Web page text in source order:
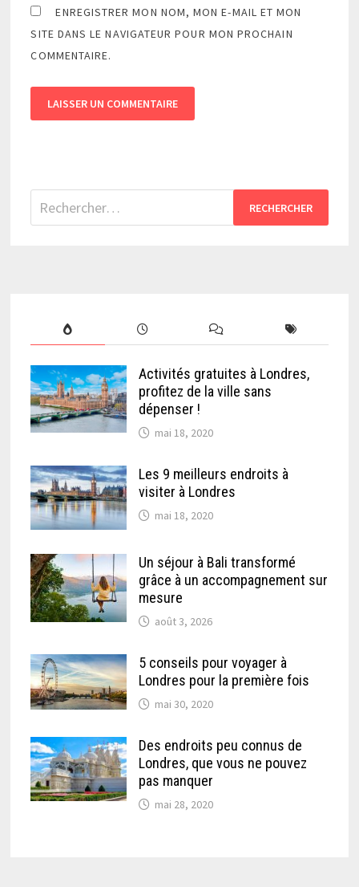
ENREGISTRER MON NOM, MON E-MAIL ET MON
SITE DANS LE NAVIGATEUR POUR MON PROCHAIN
COMMENTAIRE.
Rechercher :
Activités gratuites à Londres,
profitez de la ville sans
dépenser !
mai 18, 2020
Les 9 meilleurs endroits à
visiter à Londres
mai 18, 2020
Un séjour à Bali transformé
grâce à un accompagnement sur
mesure
août 3, 2026
5 conseils pour voyager à
Londres pour la première fois
mai 30, 2020
Des endroits peu connus de
Londres, que vous ne pouvez
pas manquer
mai 28, 2020